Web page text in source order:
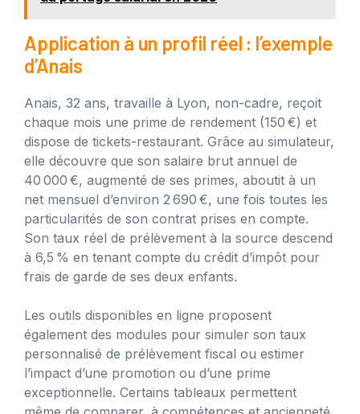
Application à un profil réel : l’exemple
d’Anais
Anais, 32 ans, travaille à Lyon, non-cadre, reçoit
chaque mois une prime de rendement (150 €) et
dispose de tickets-restaurant. Grâce au simulateur,
elle découvre que son salaire brut annuel de
40 000 €, augmenté de ses primes, aboutit à un
net mensuel d’environ 2 690 €, une fois toutes les
particularités de son contrat prises en compte.
Son taux réel de prélèvement à la source descend
à 6,5 % en tenant compte du crédit d’impôt pour
frais de garde de ses deux enfants.
Les outils disponibles en ligne proposent
également des modules pour simuler son taux
personnalisé de prélèvement fiscal ou estimer
l’impact d’une promotion ou d’une prime
exceptionnelle. Certains tableaux permettent